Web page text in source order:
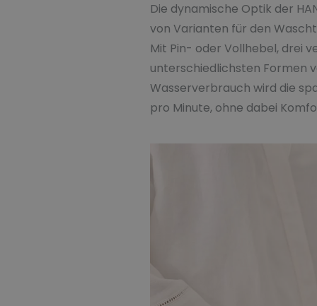
Die dynamische Optik der
von Varianten für den
Mit Pin- oder Vollhebel, drei
unterschiedlichsten Formen
Wasserverbrauch wird die
pro Minute, ohne dabei